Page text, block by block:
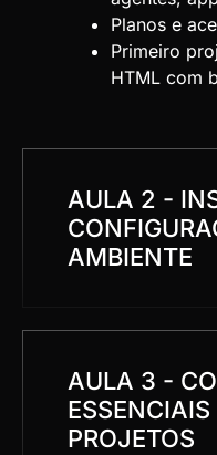
Planos e
Primeiro
HTML com
AULA 2 -
AMBIENTE
AULA 3 -
ESSENCIAIS
PROJETOS